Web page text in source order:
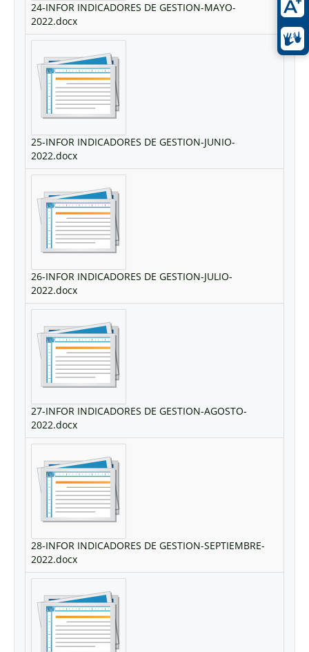
24-INFOR INDICADORES DE GESTION-MAYO-
2022.docx
25-INFOR INDICADORES DE GESTION-JUNIO-
2022.docx
26-INFOR INDICADORES DE GESTION-JULIO-
2022.docx
27-INFOR INDICADORES DE GESTION-AGOSTO-
2022.docx
28-INFOR INDICADORES DE GESTION-SEPTIEMBRE-
2022.docx